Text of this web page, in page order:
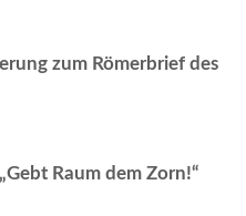
zum Römerbrief des
Raum dem Zorn!“